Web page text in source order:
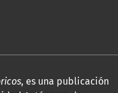
, es una publicación